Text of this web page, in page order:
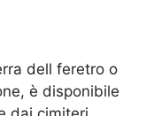
dell feretro o
è disponibile